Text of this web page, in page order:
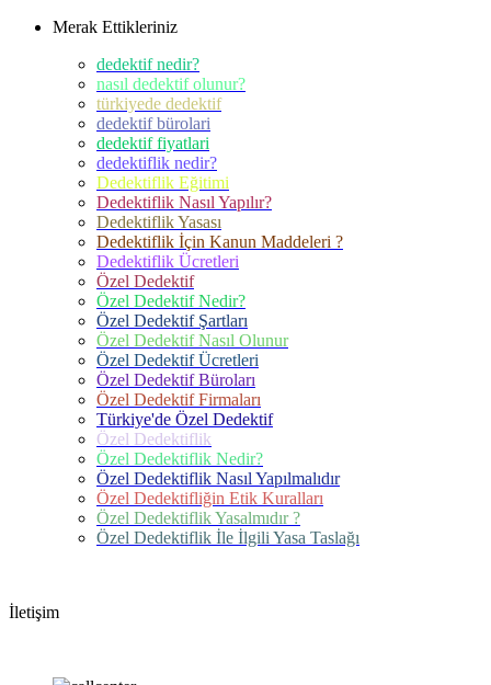
Merak Ettikleriniz
dedektif nedir?
nasıl dedektif olunur?
türkiyede dedektif
dedektif bürolari
dedektif fiyatlari
dedektiflik nedir?
Dedektiflik Eğitimi
Dedektiflik Nasıl Yapılır?
Dedektiflik Yasası
Dedektiflik İçin Kanun Maddeleri ?
Dedektiflik Ücretleri
Özel Dedektif
Özel Dedektif Nedir?
Özel Dedektif Şartları
Özel Dedektif Nasıl Olunur
Özel Dedektif Ücretleri
Özel Dedektif Büroları
Özel Dedektif Firmaları
Türkiye'de Özel Dedektif
Özel Dedektiflik
Özel Dedektiflik Nedir?
Özel Dedektiflik Nasıl Yapılmalıdır
Özel Dedektifliğin Etik Kuralları
Özel Dedektiflik Yasalmıdır ?
Özel Dedektiflik İle İlgili Yasa Taslağı
İletişim